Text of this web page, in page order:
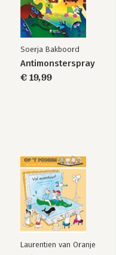
Soerja Bakboord
Antimonsterspray
€ 19,99
Laurentien van Oranje